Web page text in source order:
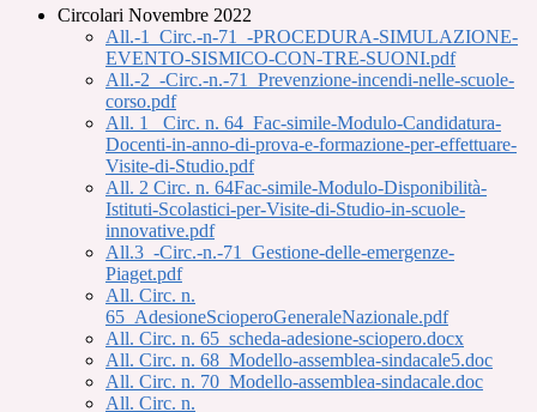
Circolari Novembre 2022
All.-1_Circ.-n-71_-PROCEDURA-SIMULAZIONE-
EVENTO-SISMICO-CON-TRE-SUONI.pdf
All.-2_-Circ.-n.-71_Prevenzione-incendi-nelle-scuole-
corso.pdf
All. 1_ Circ. n. 64_Fac-simile-Modulo-Candidatura-
Docenti-in-anno-di-prova-e-formazione-per-effettuare-
Visite-di-Studio.pdf
All. 2 Circ. n. 64Fac-simile-Modulo-Disponibilità-
Istituti-Scolastici-per-Visite-di-Studio-in-scuole-
innovative.pdf
All.3_-Circ.-n.-71_Gestione-delle-emergenze-
Piaget.pdf
All. Circ. n.
65_AdesioneScioperoGeneraleNazionale.pdf
All. Circ. n. 65_scheda-adesione-sciopero.docx
All. Circ. n. 68_Modello-assemblea-sindacale5.doc
All. Circ. n. 70_Modello-assemblea-sindacale.doc
All. Circ. n.